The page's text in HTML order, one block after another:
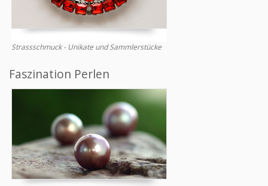
Strassschmuck - Unikate und Sammlerstücke
Faszination Perlen